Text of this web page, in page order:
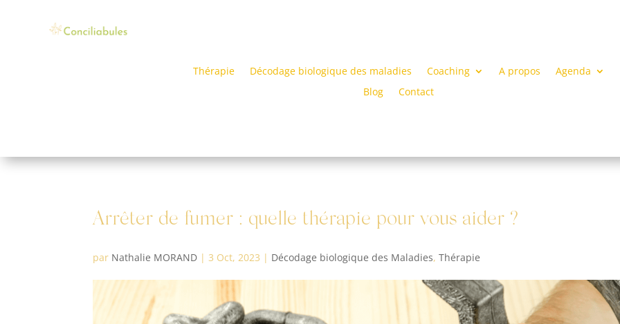
Thérapie Décodage biologique des maladies Coaching A propos
Agenda
Blog
Contact
Arrêter de fumer : quelle thérapie pour vous aider ?
par Nathalie MORAND |3 Oct, 2023 | Décodage biologique des Maladies,Thérapie